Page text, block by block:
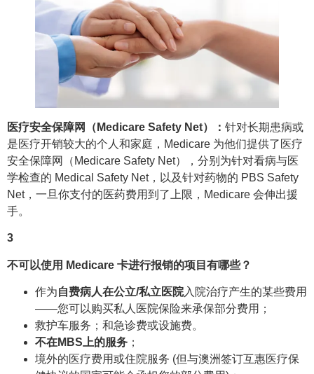
医疗安全保障网（Medicare Safety Net）： 针对长期患病或
是医疗开销较大的个人和家庭，Medicare 为他们提供了医疗
安全保障网（Medicare Safety Net），分别为针对看病与医
学检查的 Medical Safety Net，以及针对药物的 PBS Safety
Net，一旦你支付的医药费用到了上限，Medicare 会伸出援
手。
3
不可以使用 Medicare 卡进行报销的项目有哪些？
作为自费病人在公立/私立医院入院治疗产生的某些费用
——您可以购买私人医院保险来承保部分费用；
救护车服务；和急诊费或设施费。
不在MBS上的服务 ；
境外的医疗费用或住院服务 (但与澳洲签订互惠医疗保